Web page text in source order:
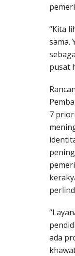
“Kita
sama.
pusat
7
ada